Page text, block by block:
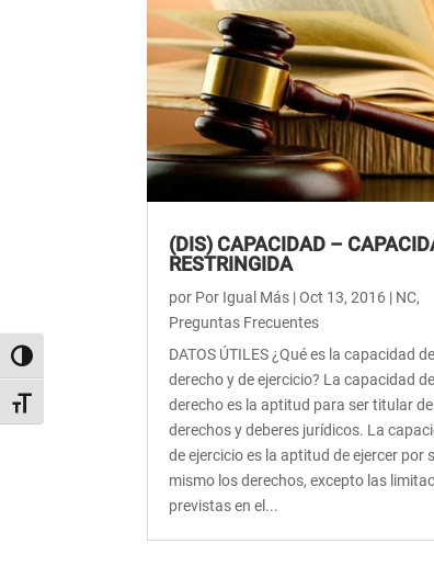
Alternar alto contraste
Alternar tamaño de letra
(DIS) CAPACIDAD –
RESTRINGIDA
por Por Igual Más |Oct 13, 2016 | NC,
Preguntas Frecuentes
DATOS ÚTILES ¿Qué es la capacidad de
derecho y de ejercicio? La capacidad de
derecho es la aptitud para ser titular de
derechos y deberes jurídicos. La
de ejercicio es la aptitud de ejercer por
mismo los derechos, excepto las
previstas en el...